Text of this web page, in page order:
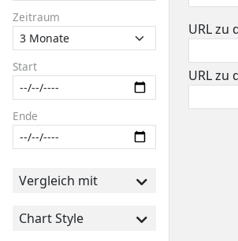
URL zu
URL zu
Zeitraum
Start
Ende
Vergleich mit
Chart Style